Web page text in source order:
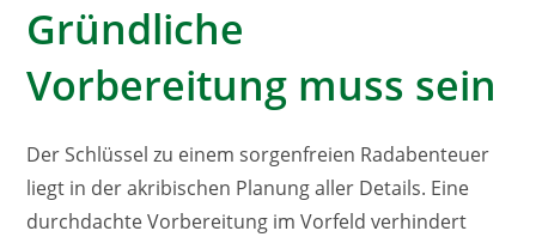
Gründliche
Vorbereitung muss sein
Der Schlüssel zu einem sorgenfreien Radabenteuer
liegt in der akribischen Planung aller Details. Eine
durchdachte Vorbereitung im Vorfeld verhindert